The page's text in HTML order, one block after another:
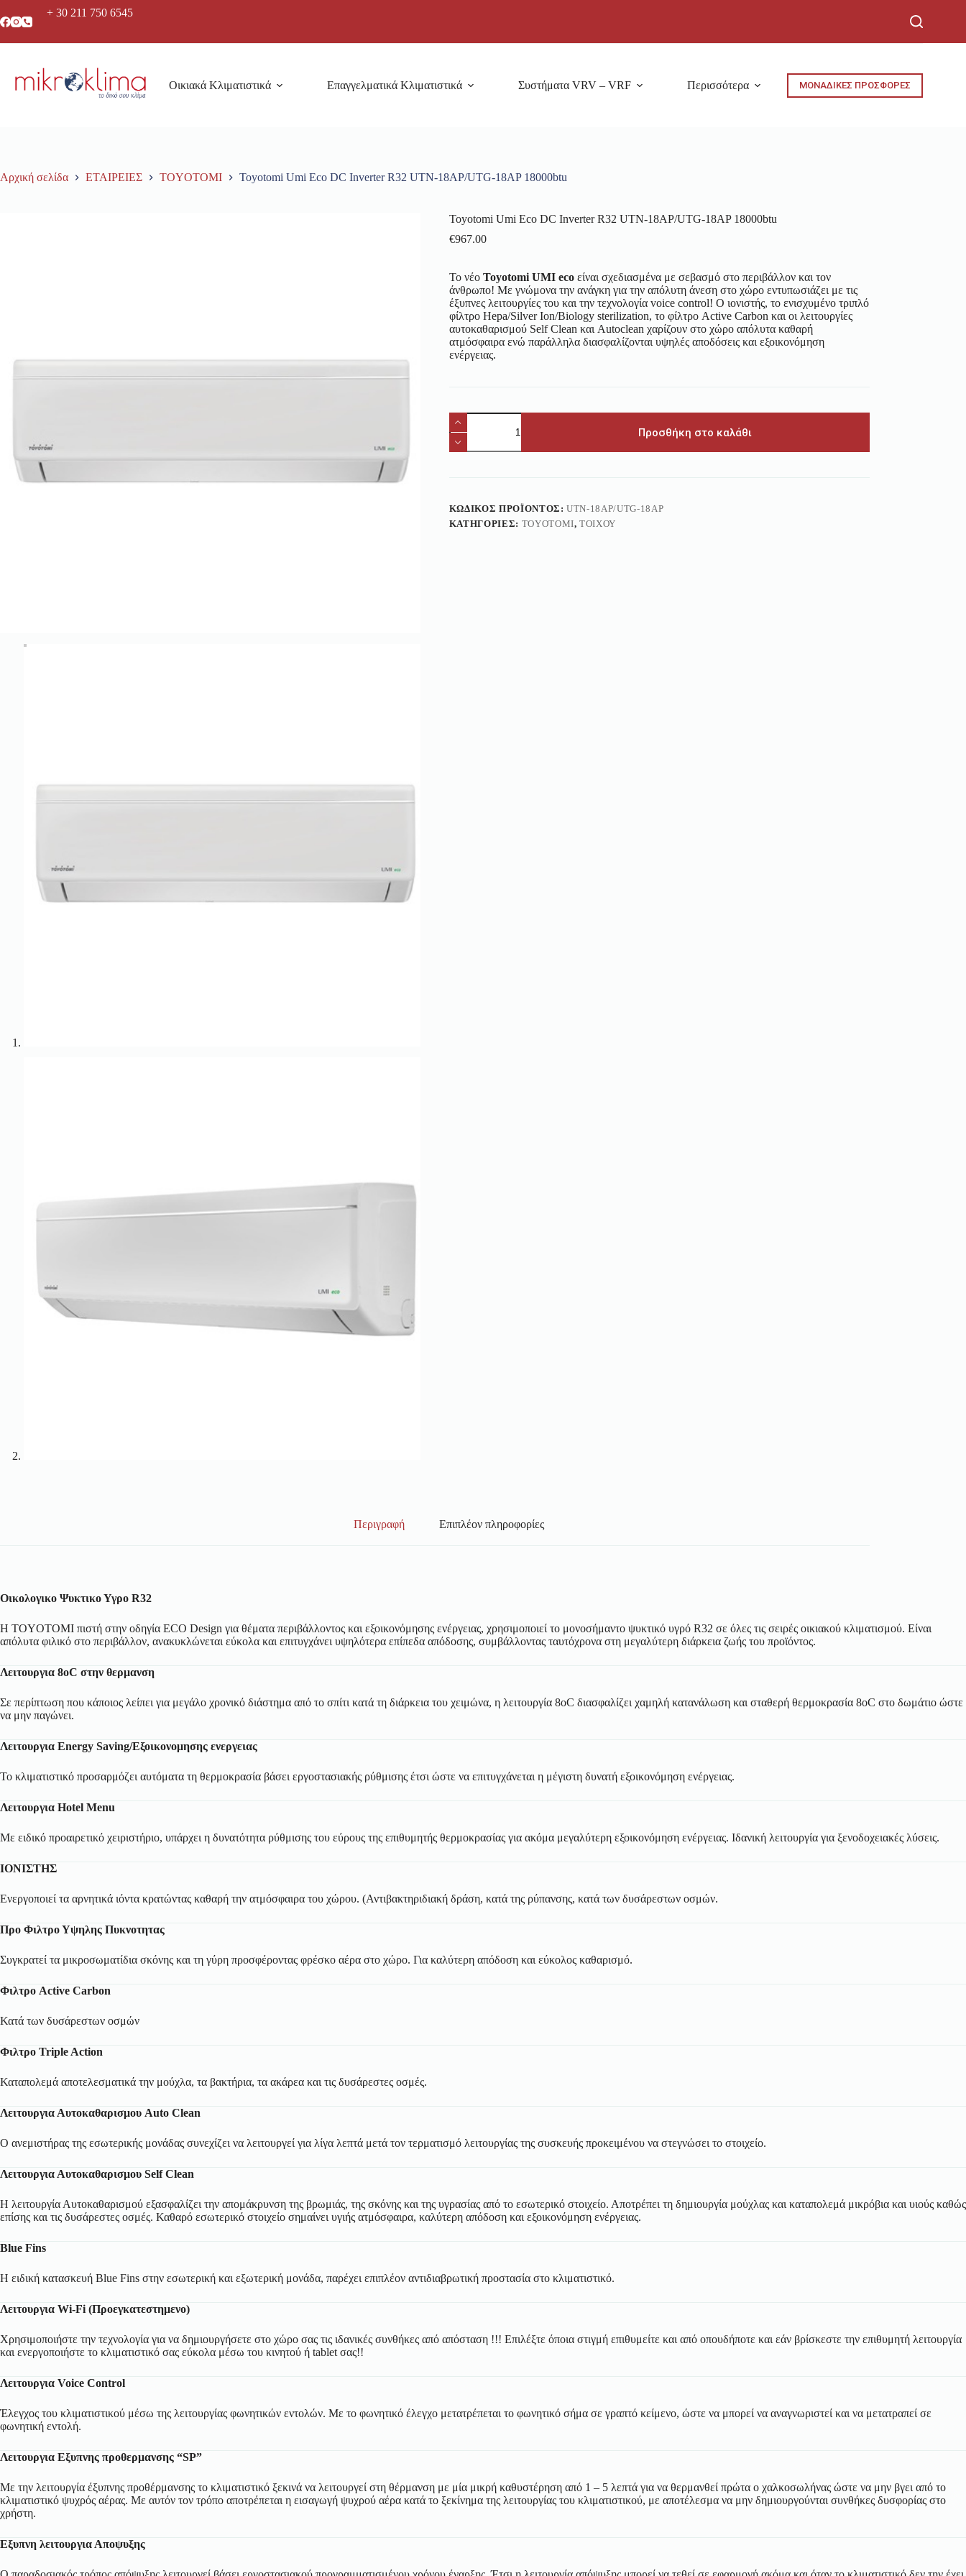
+ 30 211 750 6545
Οικιακά Κλιματιστικά Επαγγελματικά Κλιματιστικά Συστήματα VRV – VRF Περισσότερα ΜΟΝΑΔΙΚΕΣ ΠΡΟΣΦΟΡΕΣ
Αρχική σελίδα ΕΤΑΙΡΕΙΕΣ TOYOTOMI Toyotomi Umi Eco DC Inverter R32 UTN-18AP/UTG-18AP 18000btu
Toyotomi Umi Eco DC Inverter R32 UTN-18AP/UTG-18AP 18000btu
€967.00
Το νέο Toyotomi UMI ecoείναι σχεδιασμένα με σεβασμό στο περιβάλλον και τον
άνθρωπο! Με γνώμονα την ανάγκη για την απόλυτη άνεση στο χώρο εντυπωσιάζει με τις
έξυπνες λειτουργίες του και την τεχνολογία voice control! Ο ιονιστής, το ενισχυμένο τριπλό
φίλτρο Hepa/Silver Ion/Biology sterilization, το φίλτρο Active Carbon και οι λειτουργίες
αυτοκαθαρισμού Self Clean και Autoclean χαρίζουν στο χώρο απόλυτα καθαρή
ατμόσφαιρα ενώ παράλληλα διασφαλίζονται υψηλές αποδόσεις και εξοικονόμηση
ενέργειας.
Προσθήκη στο καλάθι
ΚΩΔΙΚΌΣ ΠΡΟΪΌΝΤΟΣ:UTN-18AP/UTG-18AP
ΚΑΤΗΓΟΡΊΕΣ: TOYOTOMI,ΤΟΊΧΟΥ
Περιγραφή Επιπλέον πληροφορίες
Οικολογικο Ψυκτικο Υγρο R32
Η TOYOTOMI πιστή στην οδηγία ECO Design για θέματα περιβάλλοντος και εξοικονόμησης ενέργειας, χρησιμοποιεί το μονοσήμαντο ψυκτικό υγρό R32 σε όλες τις σειρές οικιακού κλιματισμού. Είναι
απόλυτα φιλικό στο περιβάλλον, ανακυκλώνεται εύκολα και επιτυγχάνει υψηλότερα επίπεδα απόδοσης, συμβάλλοντας ταυτόχρονα στη μεγαλύτερη διάρκεια ζωής του προϊόντος.
Λειτουργια 8oC στην θερμανση
Σε περίπτωση που κάποιος λείπει για μεγάλο χρονικό διάστημα από το σπίτι κατά τη διάρκεια του χειμώνα, η λειτουργία 8oC διασφαλίζει χαμηλή κατανάλωση και σταθερή θερμοκρασία 8oC στο δωμάτιο ώστε
να μην παγώνει.
Λειτουργια Energy Saving/Εξοικονομησης ενεργειας
Το κλιματιστικό προσαρμόζει αυτόματα τη θερμοκρασία βάσει εργοστασιακής ρύθμισης έτσι ώστε να επιτυγχάνεται η μέγιστη δυνατή εξοικονόμηση ενέργειας.
Λειτουργια Hotel Menu
Με ειδικό προαιρετικό χειριστήριο, υπάρχει η δυνατότητα ρύθμισης του εύρους της επιθυμητής θερμοκρασίας για ακόμα μεγαλύτερη εξοικονόμηση ενέργειας. Ιδανική λειτουργία για ξενοδοχειακές λύσεις.
ΙΟΝΙΣΤΗΣ
Ενεργοποιεί τα αρνητικά ιόντα κρατώντας καθαρή την ατμόσφαιρα του χώρου. (Αντιβακτηριδιακή δράση, κατά της ρύπανσης, κατά των δυσάρεστων οσμών.
Προ Φιλτρο Υψηλης Πυκνοτητας
Συγκρατεί τα μικροσωματίδια σκόνης και τη γύρη προσφέροντας φρέσκο αέρα στο χώρο. Για καλύτερη απόδοση και εύκολος καθαρισμό.
Φιλτρο Active Carbon
Κατά των δυσάρεστων οσμών
Φιλτρο Triple Action
Καταπολεμά αποτελεσματικά την μούχλα, τα βακτήρια, τα ακάρεα και τις δυσάρεστες οσμές.
Λειτουργια Αυτοκαθαρισμου Auto Clean
Ο ανεμιστήρας της εσωτερικής μονάδας συνεχίζει να λειτουργεί για λίγα λεπτά μετά τον τερματισμό λειτουργίας της συσκευής προκειμένου να στεγνώσει το στοιχείο.
Λειτουργια Αυτοκαθαρισμου Self Clean
Η λειτουργία Αυτοκαθαρισμού εξασφαλίζει την απομάκρυνση της βρωμιάς, της σκόνης και της υγρασίας από το εσωτερικό στοιχείο. Αποτρέπει τη δημιουργία μούχλας και καταπολεμά μικρόβια και υιούς καθώς
επίσης και τις δυσάρεστες οσμές. Καθαρό εσωτερικό στοιχείο σημαίνει υγιής ατμόσφαιρα, καλύτερη απόδοση και εξοικονόμηση ενέργειας.
Blue Fins
Η ειδική κατασκευή Blue Fins στην εσωτερική και εξωτερική μονάδα, παρέχει επιπλέον αντιδιαβρωτική προστασία στο κλιματιστικό.
Λειτουργια Wi-Fi (Προεγκατεστημενο)
Χρησιμοποιήστε την τεχνολογία για να δημιουργήσετε στο χώρο σας τις ιδανικές συνθήκες από απόσταση !!! Επιλέξτε όποια στιγμή επιθυμείτε και από οπουδήποτε και εάν βρίσκεστε την επιθυμητή λειτουργία
και ενεργοποιήστε το κλιματιστικό σας εύκολα μέσω του κινητού ή tablet σας!!
Λειτουργια Voice Control
Έλεγχος του κλιματιστικού μέσω της λειτουργίας φωνητικών εντολών. Με το φωνητικό έλεγχο μετατρέπεται το φωνητικό σήμα σε γραπτό κείμενο, ώστε να μπορεί να αναγνωριστεί και να μετατραπεί σε
φωνητική εντολή.
Λειτουργια Εξυπνης προθερμανσης “SP”
Με την λειτουργία έξυπνης προθέρμανσης το κλιματιστικό ξεκινά να λειτουργεί στη θέρμανση με μία μικρή καθυστέρηση από 1 – 5 λεπτά για να θερμανθεί πρώτα ο χαλκοσωλήνας ώστε να μην βγει από το
κλιματιστικό ψυχρός αέρας. Με αυτόν τον τρόπο αποτρέπεται η εισαγωγή ψυχρού αέρα κατά το ξεκίνημα της λειτουργίας του κλιματιστικού, με αποτέλεσμα να μην δημιουργούνται συνθήκες δυσφορίας στο
χρήστη.
Εξυπνη λειτουργια Αποψυξης